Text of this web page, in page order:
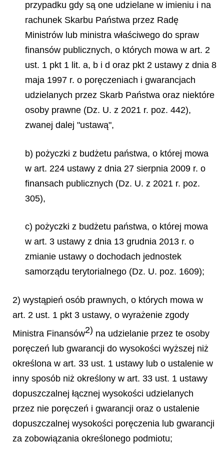
przypadku gdy są one udzielane w imieniu i na
rachunek Skarbu Państwa przez Radę
Ministrów lub ministra właściwego do spraw
finansów publicznych, o których mowa w art. 2
ust. 1 pkt 1 lit. a, b i d oraz pkt 2 ustawy z dnia 8
maja 1997 r. o poręczeniach i gwarancjach
udzielanych przez Skarb Państwa oraz niektóre
osoby prawne (Dz. U. z 2021 r. poz. 442),
zwanej dalej "ustawą",
b) pożyczki z budżetu państwa, o której mowa
w art. 224 ustawy z dnia 27 sierpnia 2009 r. o
finansach publicznych (Dz. U. z 2021 r. poz.
305),
c) pożyczki z budżetu państwa, o której mowa
w art. 3 ustawy z dnia 13 grudnia 2013 r. o
zmianie ustawy o dochodach jednostek
samorządu terytorialnego (Dz. U. poz. 1609);
2) wystąpień osób prawnych, o których mowa w
art. 2 ust. 1 pkt 3 ustawy, o wyrażenie zgody
Ministra Finansów2) na udzielanie przez te osoby
poręczeń lub gwarancji do wysokości wyższej niż
określona w art. 33 ust. 1 ustawy lub o ustalenie w
inny sposób niż określony w art. 33 ust. 1 ustawy
dopuszczalnej łącznej wysokości udzielanych
przez nie poręczeń i gwarancji oraz o ustalenie
dopuszczalnej wysokości poręczenia lub gwarancji
za zobowiązania określonego podmiotu;